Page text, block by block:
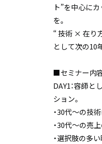
ト”を中心に
を。
“ 技術 × 在り
として次の10
■セミナー内
DAY1：容師
ション。
・30代～の技
・30代～の売
・選択肢の多